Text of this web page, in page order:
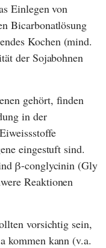
Einlegen von
Bicarbonatlösung
Kochen (mind.
der Sojabohnen
gehört, finden
in der
eingestuft sind.
β-conglycinin (Gly
Reaktionen
vorsichtig sein,
kommen kann (v.a.